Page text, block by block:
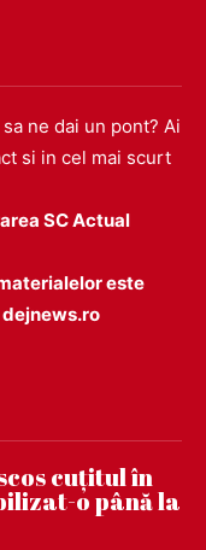
ne dai un pont? Ai
si in cel mai scurt
SC Actual
este
cuțitul în
o până la